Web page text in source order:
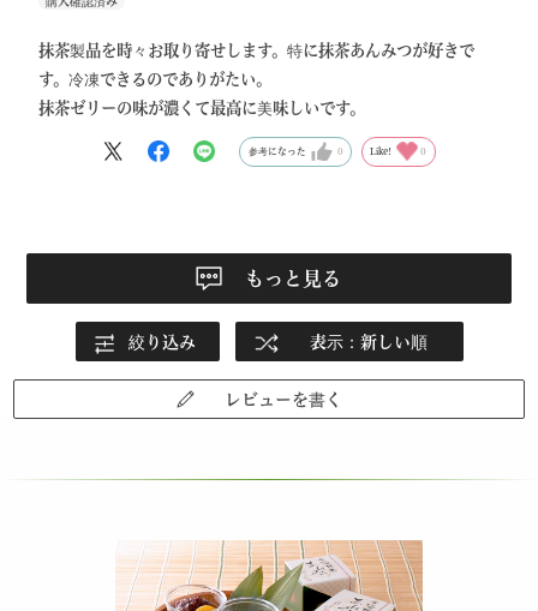
抹茶製品を時々お取り寄せします。特に抹茶あんみつが好きで
す。冷凍できるのでありがたい。
抹茶ゼリーの味が濃くて最高に美味しいです。
参考になった 0 Like! 0
もっと見る
絞り込み 表示：新しい順
レビューを書く